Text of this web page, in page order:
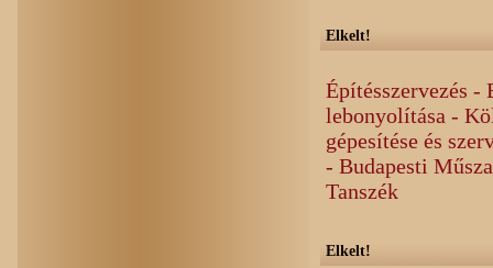
Elkelt!
Építésszervezés -
lebonyolítása -
gépesítése és
- Budapesti
Tanszék
Elkelt!